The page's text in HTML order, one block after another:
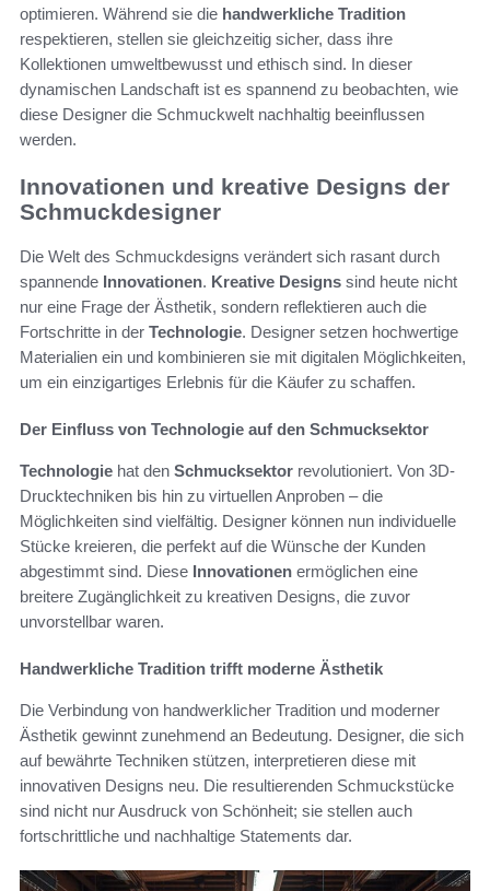
optimieren. Während sie die handwerkliche Tradition
respektieren, stellen sie gleichzeitig sicher, dass ihre
Kollektionen umweltbewusst und ethisch sind. In dieser
dynamischen Landschaft ist es spannend zu beobachten, wie
diese Designer die Schmuckwelt nachhaltig beeinflussen
werden.
Innovationen und kreative Designs der
Schmuckdesigner
Die Welt des Schmuckdesigns verändert sich rasant durch
spannende Innovationen. Kreative Designs sind heute nicht
nur eine Frage der Ästhetik, sondern reflektieren auch die
Fortschritte in der Technologie. Designer setzen hochwertige
Materialien ein und kombinieren sie mit digitalen Möglichkeiten,
um ein einzigartiges Erlebnis für die Käufer zu schaffen.
Der Einfluss von Technologie auf den Schmucksektor
Technologie hat den Schmucksektor revolutioniert. Von 3D-
Drucktechniken bis hin zu virtuellen Anproben – die
Möglichkeiten sind vielfältig. Designer können nun individuelle
Stücke kreieren, die perfekt auf die Wünsche der Kunden
abgestimmt sind. Diese Innovationen ermöglichen eine
breitere Zugänglichkeit zu kreativen Designs, die zuvor
unvorstellbar waren.
Handwerkliche Tradition trifft moderne Ästhetik
Die Verbindung von handwerklicher Tradition und moderner
Ästhetik gewinnt zunehmend an Bedeutung. Designer, die sich
auf bewährte Techniken stützen, interpretieren diese mit
innovativen Designs neu. Die resultierenden Schmuckstücke
sind nicht nur Ausdruck von Schönheit; sie stellen auch
fortschrittliche und nachhaltige Statements dar.